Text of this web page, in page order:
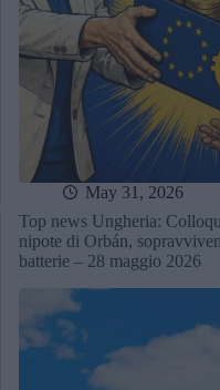
May 31, 2026
Top news Ungheria:
nipote di Orbán,
batterie – 28 maggio 2026